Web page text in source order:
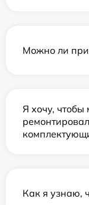
Можно ли
Я хочу, чтобы
Как я узнаю,